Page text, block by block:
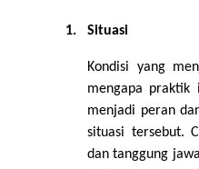
1. Situasi
Kondisi yang
mengapa praktik
menjadi peran
situasi tersebut.
dan tanggung